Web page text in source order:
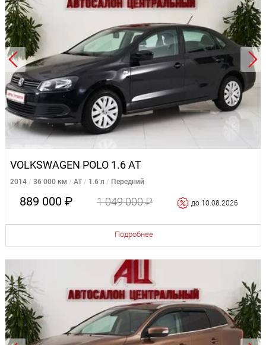
VOLKSWAGEN POLO 1.6 AT
2014 36 000 км AT 1.6 л Передний
889 000 ₽ 1 049 000 ₽ до 10.08.2026
Подробнее